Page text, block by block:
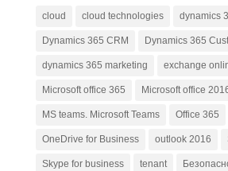
cloud cloud technologies dynamics
Dynamics 365 CRM Dynamics 365
dynamics 365 marketing exchange
Microsoft office 365 Microsoft office
MS teams. Microsoft Teams Office 365
OneDrive for Business outlook 2016
Skype for business tenant